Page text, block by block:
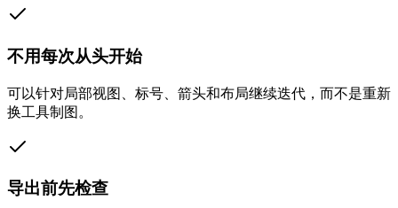
不用每次从头开始
可以针对局部视图、标号、箭头和布局继续迭代，而不是重新
换工具制图。
导出前先检查